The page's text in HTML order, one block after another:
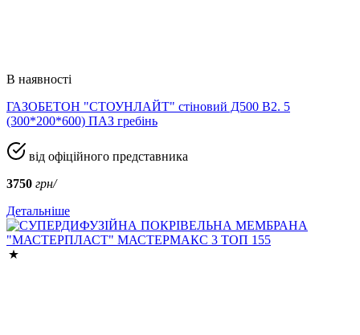
В наявності
ГАЗОБЕТОН "СТОУНЛАЙТ" стіновий Д500 В2. 5
(300*200*600) ПАЗ гребінь
від офіційного представника
3750 грн/
Детальніше